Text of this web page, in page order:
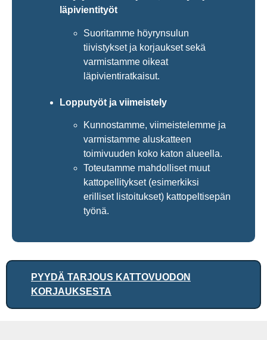
läpivientityöt
Suoritamme höyrynsulun
tiivistykset ja korjaukset sekä
varmistamme oikeat
läpivientiratkaisut.
Lopputyöt ja viimeistely
Kunnostamme, viimeistelemme ja
varmistamme aluskatteen
toimivuuden koko katon alueella.
Toteutamme mahdolliset muut
kattopellitykset (esimerkiksi
erilliset listoitukset) kattopeltisepän
työnä.
PYYDÄ TARJOUS KATTOVUODON
KORJAUKSESTA